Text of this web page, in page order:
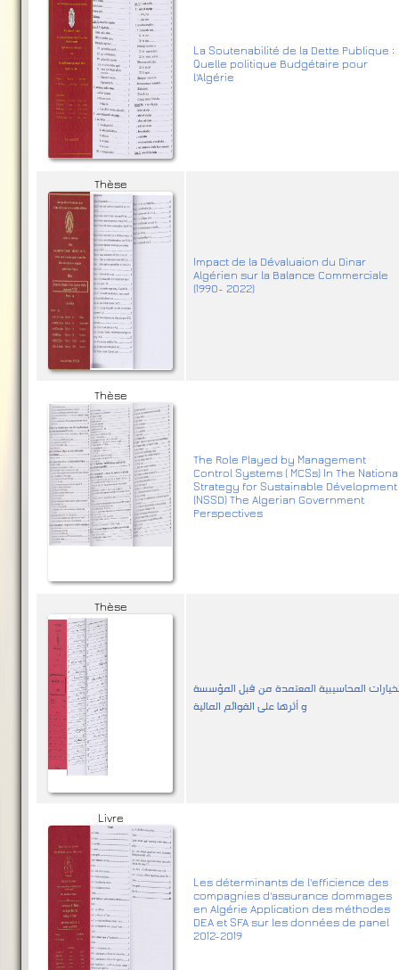
La Soutenabilité de la Dette Publique :
Quelle politique Budgétaire pour
l'Algérie
Thèse
Impact de la Dévaluaion du Dinar
Algérien sur la Balance Commerciale
(1990- 2022)
Thèse
The Role Played by Management
Control Systems ( MCSs) In The
Strategy for Sustainable Dévelopment
(NSSD) The Algerian Government
Perspectives
Thèse
المحاسيبية المعتمدة من قبل المؤسسة
و أثرها على القوائم المالية
Livre
Les déterminants de l'efficience des
compagnies d'assurance dommages
en Algérie Application des méthodes
DEA et SFA sur les données de panel
2012-2019